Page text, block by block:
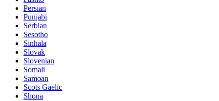
Persian
Punjabi
Serbian
Sesotho
Sinhala
Slovak
Slovenian
Somali
Samoan
Scots Gaelic
Shona